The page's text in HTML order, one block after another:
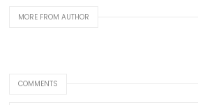
MORE FROM AUTHOR
COMMENTS